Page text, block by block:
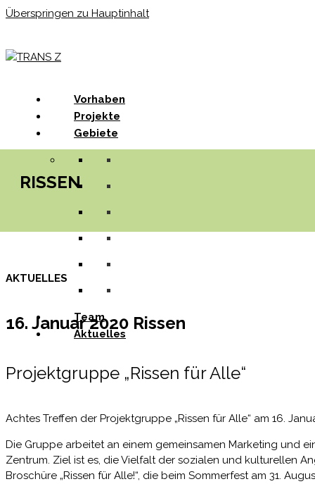
Überspringen zu Hauptinhalt
Vorhaben
Projekte
Gebiete
Team
Aktuelles
RISSEN
AKTUELLES
16. Januar 2020 Rissen
Projektgruppe „Rissen für Alle“
Achtes Treffen der Projektgruppe „Rissen für Alle“ am 16.
Die Gruppe arbeitet an einem gemeinsamen Marketing und
Zentrum. Ziel ist es, die Vielfalt der sozialen und kulturellen
Broschüre „Rissen für Alle!“, die beim Sommerfest am 31.